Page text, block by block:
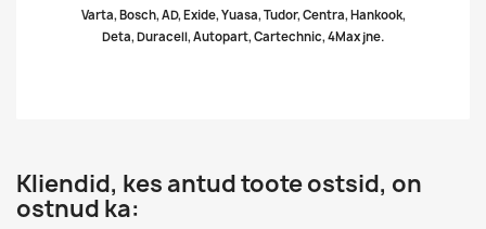
Varta, Bosch, AD, Exide, Yuasa, Tudor, Centra, Hankook,
Deta, Duracell, Autopart, Cartechnic, 4Max jne.
Kliendid, kes antud toote ostsid, on
ostnud ka: